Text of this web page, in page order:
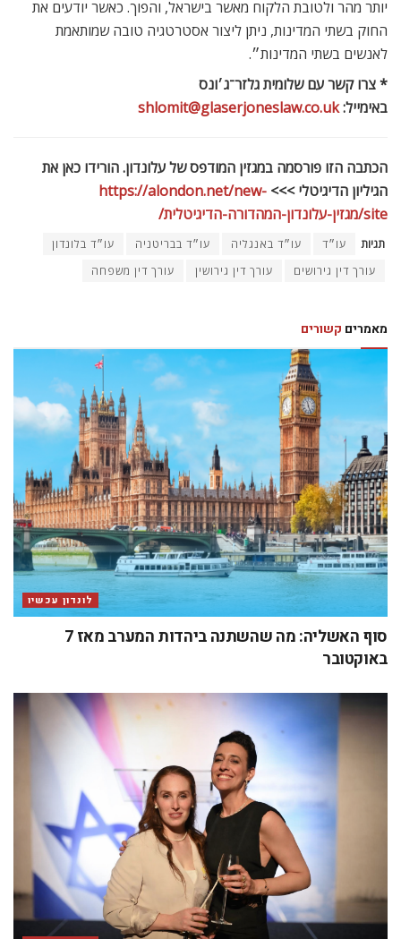
יותר מהר ולטובת הלקוח מאשר בישראל, והפוך. כאשר יודעים את
החוק בשתי המדינות, ניתן ליצור אסטרטגיה טובה שמותאמת
לאנשים בשתי המדינות״.
* צרו קשר עם שלומית גלזר־ג׳ונס
באימייל:shlomit@glaserjoneslaw.co.uk
הכתבה הזו פורסמה במגזין המודפס של עלונדון. הורידו כאן את
הגיליון הדיגיטלי >>> https://alondon.net/new-
site/מגזין-עלונדון-המהדורה-הדיגיטלית/
תגיות עו״ד עו״ד באנגליה עו״ד בבריטניה
עו״ד בלונדון
עורך דין גירושים
עורך דין גירושין עורך דין משפחה
מאמרים קשורים
לונדון עכשיו
סוף האשליה: מה שהשתנה ביהדות המערב מאז 7
באוקטובר